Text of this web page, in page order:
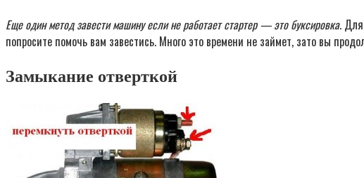
Еще один метод завести машину если не работает стартер — это буксировка. Для
попросите помочь вам завестись. Много это времени не займет, зато вы
Замыкание отверткой